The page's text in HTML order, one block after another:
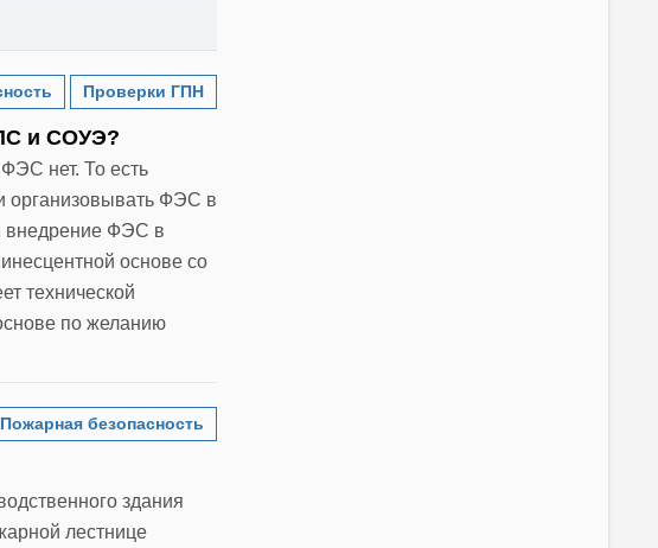
Проверки ГПН
и СОУЭ?
нет. То есть
организовывать ФЭС в
внедрение ФЭС в
основе со
технической
по желанию
Пожарная безопасность
здания
лестнице